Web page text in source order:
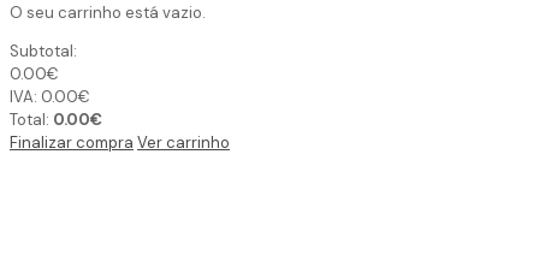
O seu carrinho está vazio.
Subtotal:
0.00€
IVA: 0.00€
Total: 0.00€
Finalizar compra Ver carrinho